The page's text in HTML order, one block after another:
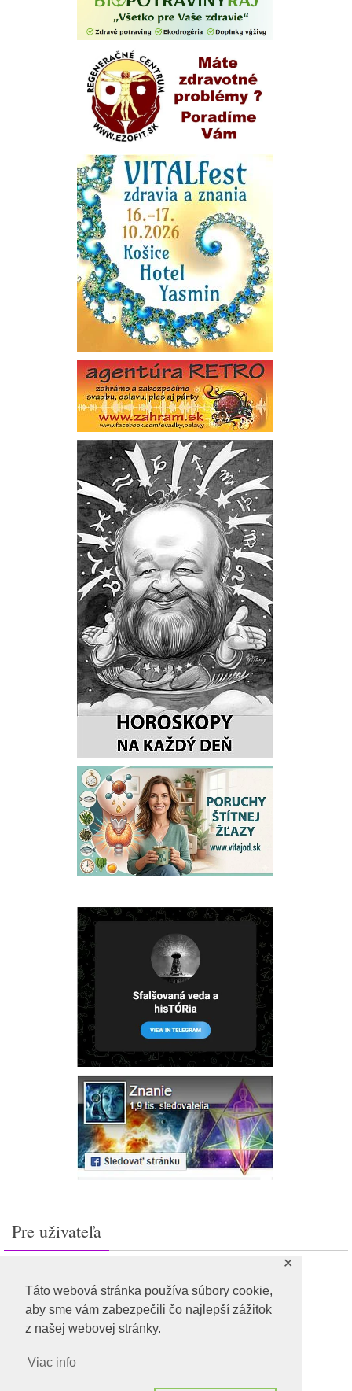
Táto webová stránka používa súbory cookie,
aby sme vám zabezpečili čo najlepší zážitok
z našej webovej stránky.
Viac info
✕
Pre uživateľa
Feed záznamov
RSS feed komentárov
WordPress.org